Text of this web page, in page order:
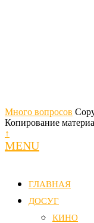
Много вопросов
Копирование
↑
MENU
ГЛАВНАЯ
ДОСУГ
КИНО